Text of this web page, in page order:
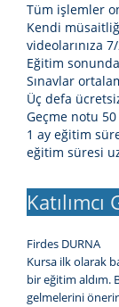
Tüm işlemler
Kendi
videolarınıza
Eğitim
Sınavlar
Üç defa
Geçme notu
1 ay eğitim
eğitim süresi
Firdes DURNA
Kursa ilk olarak
bir eğitim aldım.
gelmelerini